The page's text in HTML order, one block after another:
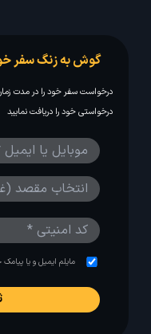
گوش به زنگ سفر
درخواست سفر خود را در مدت
درخواستی خود را دریافت نمایید
مایلم ایمیل و یا پیامک